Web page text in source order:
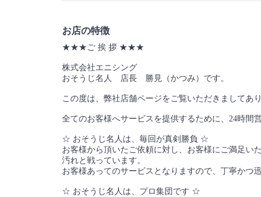
お店の特徴
★★★ご 挨 拶 ★★★
株式会社エニシング
おそうじ名人 店長 勝見（かつみ）です。
この度は、弊社店舗ページをご覧いただきましてあ
全てのお客様へサービスを提供するために、24時間
☆ おそうじ名人は、毎回が真剣勝負 ☆
お客様から頂いたご依頼に対し、お客様にご満足いた
汚れと戦っています。
お客様あってのサービスとなりますので、丁寧かつ
☆ おそうじ名人は、プロ集団です ☆